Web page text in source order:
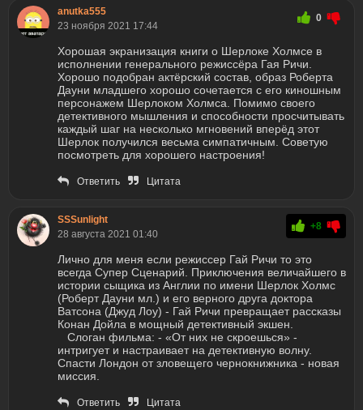
anutka555
23 ноября 2021 17:44
0
Хорошая экранизация книги о Шерлоке Холмсе в
исполнении генерального режиссёра Гая Ричи.
Хорошо подобран актёрский состав, образ Роберта
Дауни младшего хорошо сочетается с его киношным
персонажем Шерлоком Холмса. Помимо своего
детективного мышления и способности просчитывать
каждый шаг на несколько мгновений вперёд этот
Шерлок получился весьма симпатичным. Советую
посмотреть для хорошего настроения!
Ответить Цитата
SSSunlight
28 августа 2021 01:40
+8
Лично для меня если режиссер Гай Ричи то это
всегда Супер Сценарий. Приключения величайшего в
истории сыщика из Англии по имени Шерлок Холмс
(Роберт Дауни мл.) и его верного друга доктора
Ватсона (Джуд Лоу) - Гай Ричи превращает рассказы
Конан Дойла в мощный детективный экшен.
Слоган фильма: - «От них не скроешься» -
интригует и настраивает на детективную волну.
Спасти Лондон от зловещего чернокнижника - новая
миссия.
Ответить Цитата